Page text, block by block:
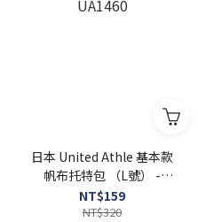
日本 United Athle 基本款
帆布托特包 （L號） -
UA1460
NT$159
NT$320